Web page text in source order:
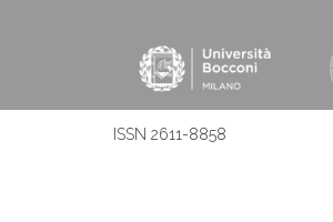
ISSN 2611-8858